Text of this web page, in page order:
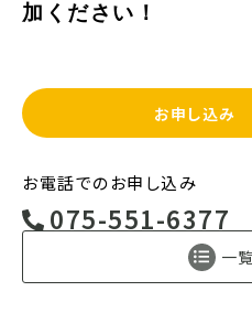
加ください！
お申し込み
お電話でのお申し込み
075-551-6377
一